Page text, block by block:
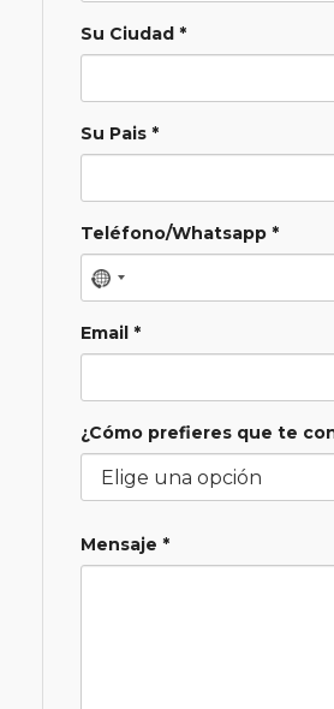
Su Ciudad *
Su Pais *
Teléfono/Whatsapp *
Email *
¿Cómo prefieres que te
Mensaje *